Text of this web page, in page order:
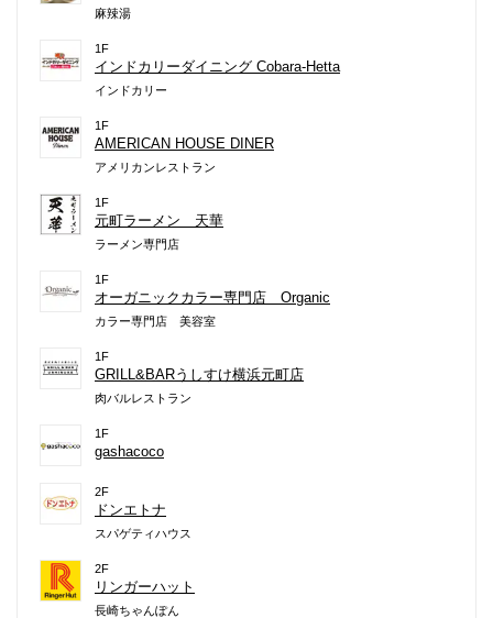
麻辣湯
1F
インドカリーダイニング Cobara-Hetta
インドカリー
1F
AMERICAN HOUSE DINER
アメリカンレストラン
1F
元町ラーメン 天華
ラーメン専門店
1F
オーガニックカラー専門店 Organic
カラー専門店 美容室
1F
GRILL&BARうしすけ横浜元町店
肉バルレストラン
1F
gashacoco
2F
ドンエトナ
スパゲティハウス
2F
リンガーハット
長崎ちゃんぽん